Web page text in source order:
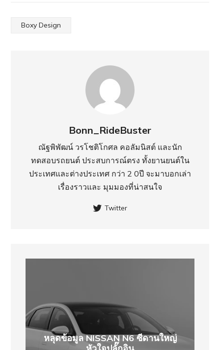
Boxy Design
Bonn_RideBuster
ณัฐพิพัฒน์ วรโชติโกศล คอลัมนิสต์ และนัก
ทดสอบรถยนต์ ประสบการณ์ตรง ทั้งยานยนต์ใน
ประเทศ​และต่างประเทศ กว่า 2 0ปี จะมาบอกเล่า
เรื่องราวและ มุมมองที่น่าสนใจ
Twitter
หลุดข้อมูล NISSAN N6 ซีดานใหญ่